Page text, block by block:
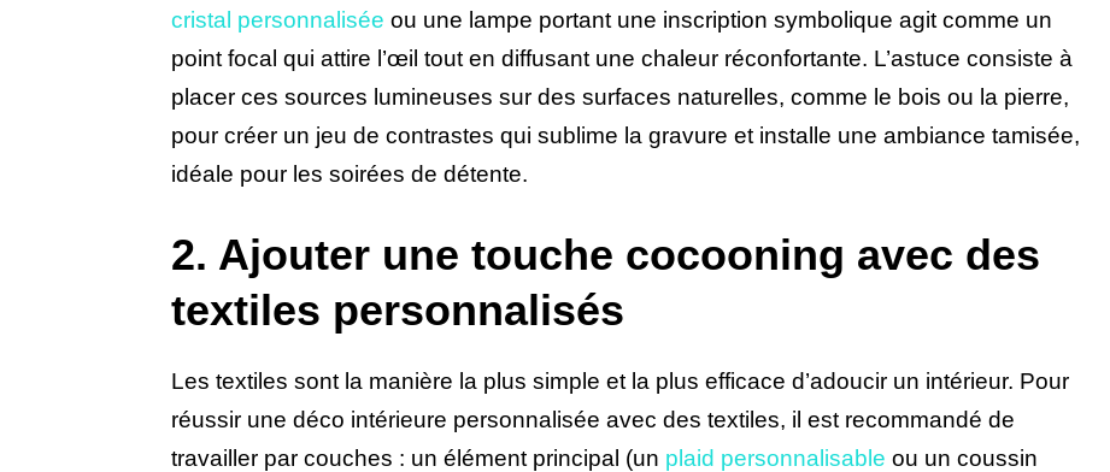
cristal personnalisée ou une lampe portant une inscription symbolique agit comme un
point focal qui attire l’œil tout en diffusant une chaleur réconfortante. L’astuce consiste à
placer ces sources lumineuses sur des surfaces naturelles, comme le bois ou la pierre,
pour créer un jeu de contrastes qui sublime la gravure et installe une ambiance tamisée,
idéale pour les soirées de détente.
2. Ajouter une touche cocooning avec des
textiles personnalisés
Les textiles sont la manière la plus simple et la plus efficace d’adoucir un intérieur. Pour
réussir une déco intérieure personnalisée avec des textiles, il est recommandé de
travailler par couches : un élément principal (un plaid personnalisable ou un coussin